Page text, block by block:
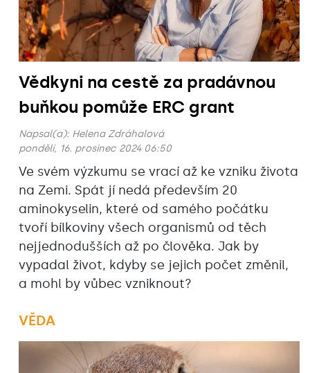
Vědkyni na cestě za pradávnou
buňkou pomůže ERC grant
Napsal(a): Helena Zdráhalová
pondělí, 16. prosinec 2024 06:50
Ve svém výzkumu se vrací až ke vzniku života
na Zemi. Spát jí nedá především 20
aminokyselin, které od samého počátku
tvoří bílkoviny všech organismů od těch
nejjednodušších až po člověka. Jak by
vypadal život, kdyby se jejich počet změnil,
a mohl by vůbec vzniknout?
VĚDA